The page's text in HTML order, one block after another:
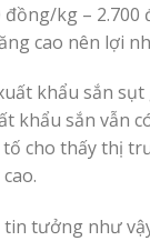
kg –
cao nên lợi
khẩu sắn
sắn vẫn
cho thấy thị
tưởng như